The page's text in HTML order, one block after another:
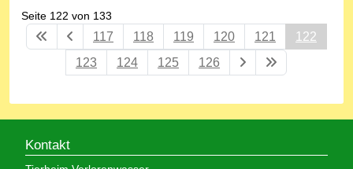
Seite 122 von 133
117 118 119 120 121
122
123
124 125 126
Kontakt